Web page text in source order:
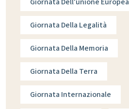
Giornata Della Legalità
Giornata Della Memoria
Giornata Della Terra
Giornata Internazionale